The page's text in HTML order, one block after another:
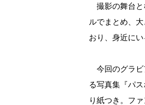
撮影の舞台と
ルでまとめ、
おり、身近に
今回のグラビ
る写真集『パ
り紙つき。フ